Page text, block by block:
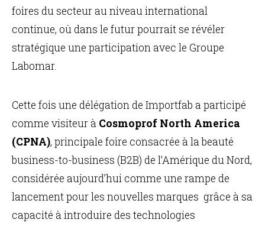
foires du secteur au niveau international
continue, où dans le futur pourrait se révéler
stratégique une participation avec le Groupe
Labomar.
Cette fois une délégation de Importfab a participé
comme visiteur à Cosmoprof North America
(CPNA), principale foire consacrée à la beauté
business-to-business (B2B) de l’Amérique du Nord,
considérée aujourd’hui comme une rampe de
lancement pour les nouvelles marques grâce à sa
capacité à introduire des technologies